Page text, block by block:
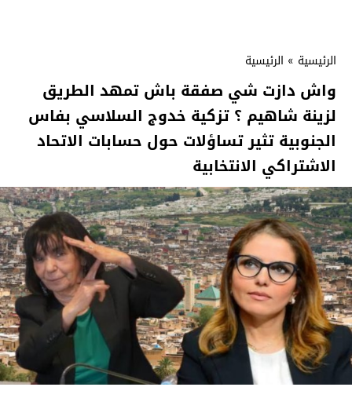
الرئيسية » الرئيسية
واش دازت شي صفقة باش تمهد الطريق
لزينة شاهيم ؟ تزكية خدوج السلاسي بفاس
الجنوبية تثير تساؤلات حول حسابات الاتحاد
الاشتراكي الانتخابية